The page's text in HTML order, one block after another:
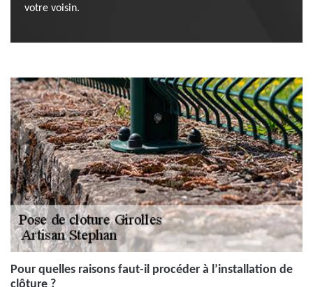
votre voisin.
Pour quelles raisons faut-il procéder à l’installation de